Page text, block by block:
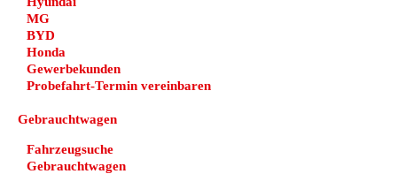
MG
BYD
Honda
Gewerbekunden
Probefahrt-Termin vereinbaren
Gebrauchtwagen
Fahrzeugsuche
Gebrauchtwagen